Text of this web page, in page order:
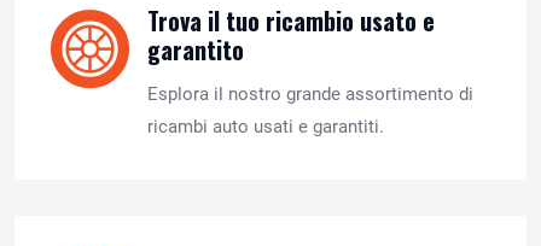
Trova il tuo ricambio usato e
garantito
Esplora il nostro grande assortimento di
ricambi auto usati e garantiti.